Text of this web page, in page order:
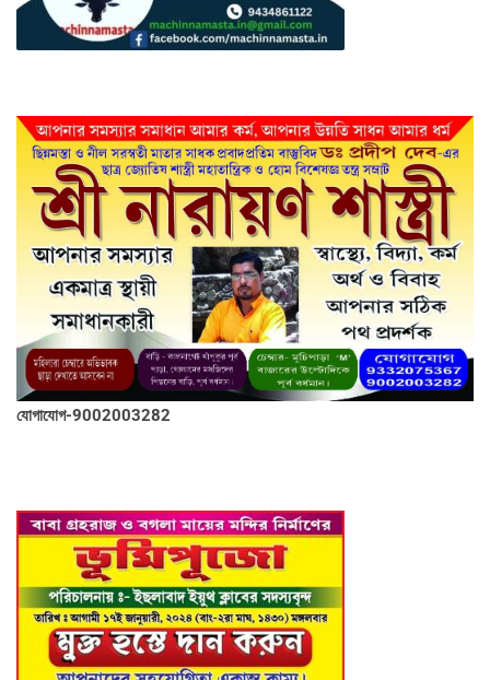
যোগাযোগ-9002003282